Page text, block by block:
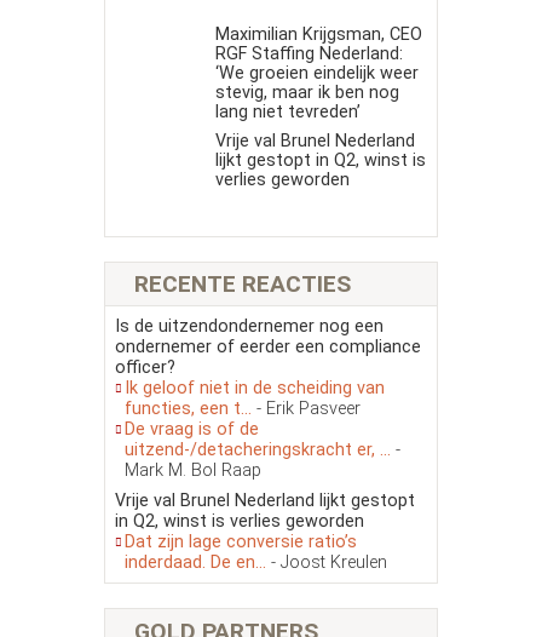
Maximilian Krijgsman, CEO
RGF Staffing Nederland:
‘We groeien eindelijk weer
stevig, maar ik ben nog
lang niet tevreden’
Vrije val Brunel Nederland
lijkt gestopt in Q2, winst is
verlies geworden
RECENTE REACTIES
Is de uitzendondernemer nog een
ondernemer of eerder een compliance
officer?
Ik geloof niet in de scheiding van
functies, een t... - Erik Pasveer
De vraag is of de
uitzend-/detacheringskracht er, ... -
Mark M. Bol Raap
Vrije val Brunel Nederland lijkt gestopt
in Q2, winst is verlies geworden
Dat zijn lage conversie ratio’s
inderdaad. De en... - Joost Kreulen
GOLD PARTNERS